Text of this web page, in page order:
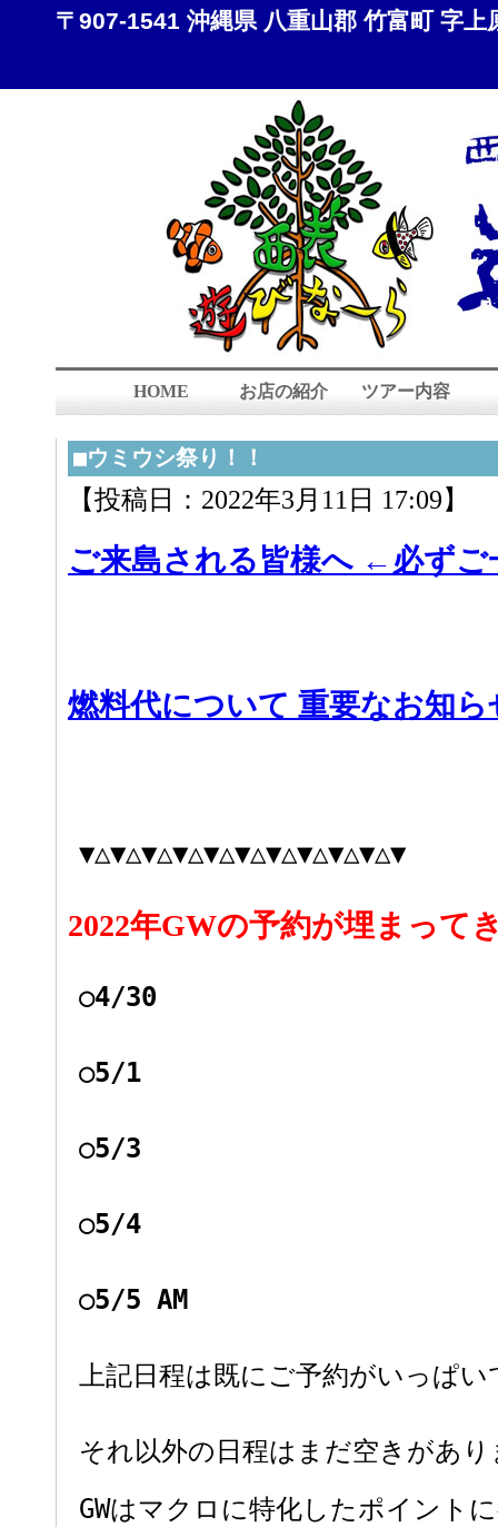
〒907-1541 沖縄県 八重山郡 竹富町 字上
HOME お店の紹介 ツアー内容
■ウミウシ祭り！！
【投稿日：2022年3月11日 17:09】
ご来島される皆様へ ←必ずご
燃料代について 重要なお知ら
▼△▼△▼△▼△▼△▼△▼△▼△▼△▼△▼
2022年GWの予約が埋まって
○4/30
○5/1
○5/3
○5/4
○5/5 AM
上記日程は既にご予約がいっぱい
それ以外の日程はまだ空きがあ
GWはマクロに特化したポイント